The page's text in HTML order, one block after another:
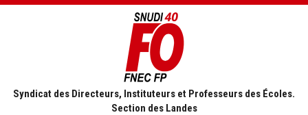
Syndicat des Directeurs, Instituteurs et Professeurs des Écoles.
Section des Landes